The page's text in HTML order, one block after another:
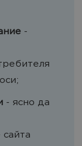
-
- ясно да